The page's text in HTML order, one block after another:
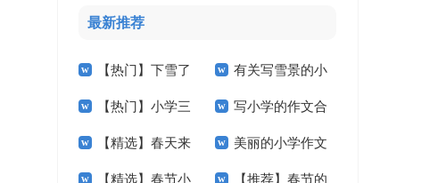
最新推荐
【热门】下雪了
小学作文三篇
有关写雪景的小
学作文5篇
【热门】小学三
年级作文3篇
写小学的作文合
集5篇
【精选】春天来 美丽的小学作文
【精选】春节小 【推荐】春节的